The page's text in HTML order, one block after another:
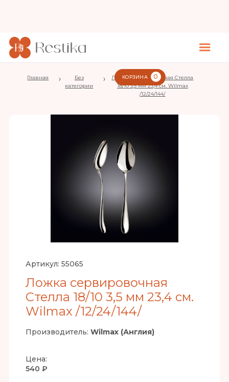
КОРЗИНА 0
Главная ›
Без
категории
›
Ложка сервировочная Стелла
18/10 3,5 мм 23,4 см. Wilmax
/12/24/144/
Артикул: 55065
Ложка сервировочная
Стелла 18/10 3,5 мм 23,4 см.
Wilmax /12/24/144/
Производитель: Wilmax (Англия)
Цена:
540 ₽